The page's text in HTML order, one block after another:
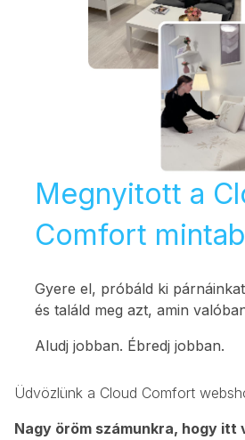
Megnyitott a
Comfort
Gyere el, próbáld ki
és találd meg azt, amin
Aludj jobban. Ébredj jobban.
Üdvözlünk a Cloud Comfort
Nagy öröm számunkra, hogy itt